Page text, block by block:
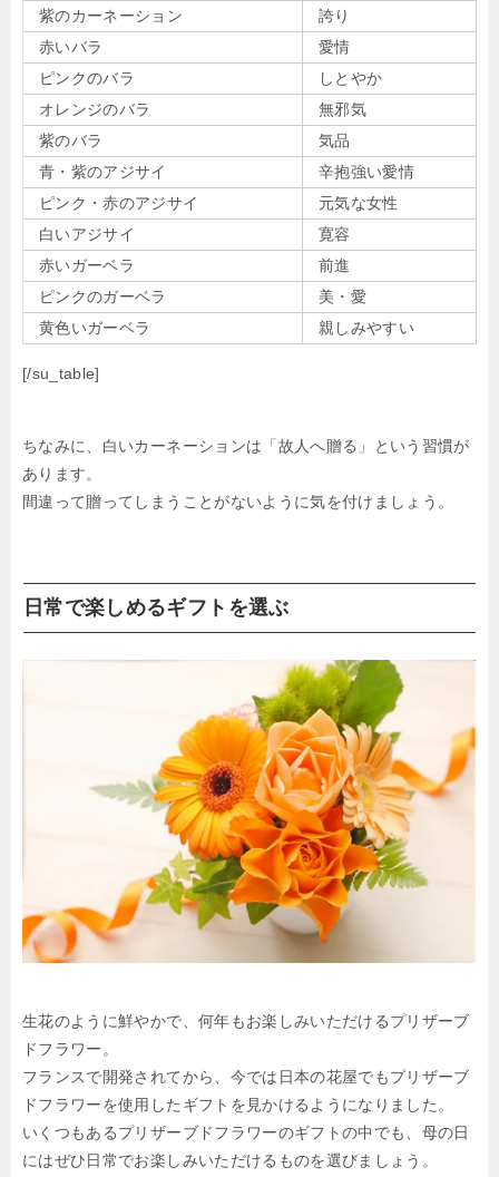
紫のカーネーション
誇り
赤いバラ
愛情
ピンクのバラ
しとやか
オレンジのバラ
無邪気
紫のバラ
気品
青・紫のアジサイ
辛抱強い愛情
ピンク・赤のアジサイ
元気な女性
白いアジサイ
寛容
赤いガーベラ
前進
ピンクのガーベラ
美・愛
黄色いガーベラ
親しみやすい
[/su_table]
ちなみに、白いカーネーションは「故人へ贈る」という習慣が
あります。
間違って贈ってしまうことがないように気を付けましょう。
日常で楽しめるギフトを選ぶ
生花のように鮮やかで、何年もお楽しみいただけるプリザーブ
ドフラワー。
フランスで開発されてから、今では日本の花屋でもプリザーブ
ドフラワーを使用したギフトを見かけるようになりました。
いくつもあるプリザーブドフラワーのギフトの中でも、母の日
にはぜひ日常でお楽しみいただけるものを選びましょう。